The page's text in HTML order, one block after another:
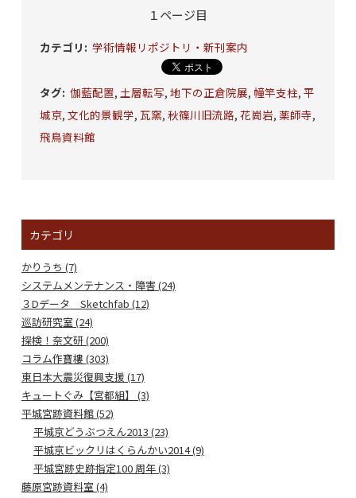
１ページ目
カテゴリ : 学術情報リポジトリ・新刊案内
タグ: 伽藍配置, 土層転写, 地下の正倉院展, 幢竿支柱, 平
城京, 文化的景観学, 瓦窯, 秋篠川旧流路, 花崗岩, 薬師寺,
飛鳥資料館
カテゴリ
かりうち (7)
システムメンテナンス・障害 (24)
３Dデータ Sketchfab (12)
巡訪研究室 (24)
探検！奈文研 (200)
コラム作寶樓 (303)
東日本大震災復興支援 (17)
キュートぐみ【宮都組】 (3)
平城宮跡資料館 (52)
平城京どうぶつえん2013 (23)
平城京ビックリはくらんかい2014 (9)
平城宮跡史跡指定100 周年 (3)
藤原宮跡資料室 (4)